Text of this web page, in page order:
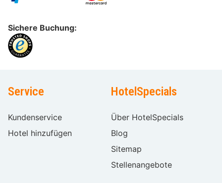
Sichere Buchung:
Service
Kundenservice
Hotel hinzufügen
HotelSpecials
Über HotelSpecials
Blog
Sitemap
Stellenangebote